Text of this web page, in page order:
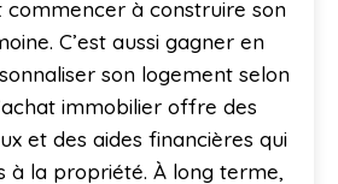
à construire son
C’est aussi gagner en
son logement selon
immobilier offre des
et des aides financières qui
à la propriété. À long terme,